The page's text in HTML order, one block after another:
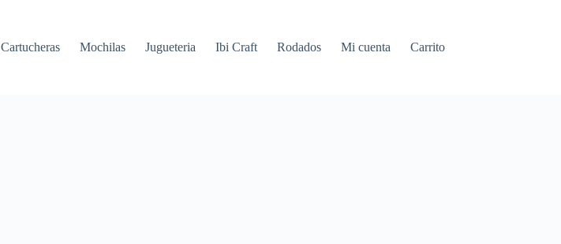
Cartucheras Mochilas Jugueteria Ibi Craft Rodados Mi cuenta Carrito